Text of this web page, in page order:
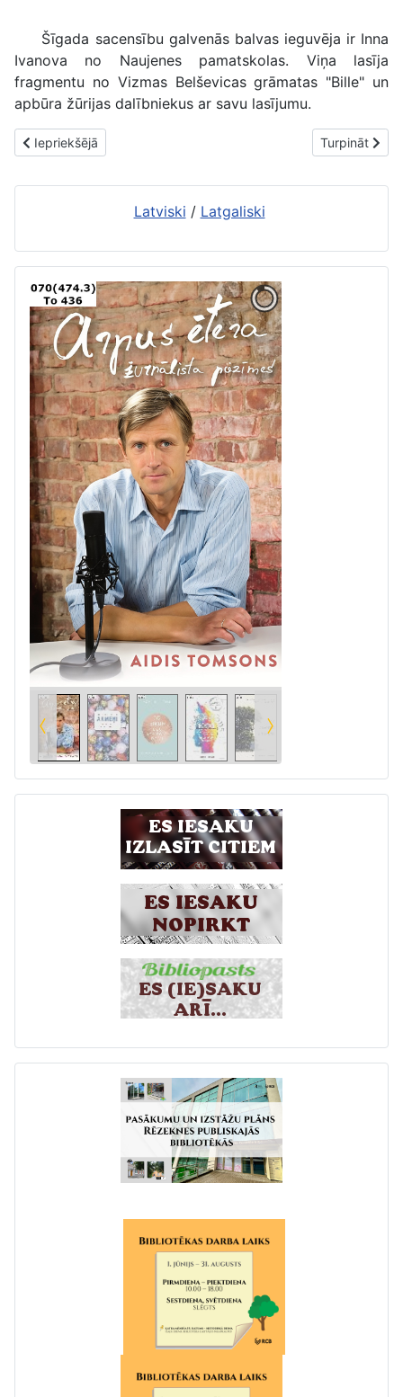
Šīgada sacensību galvenās balvas ieguvēja ir Inna
Ivanova no Naujenes pamatskolas. Viņa lasīja
fragmentu no Vizmas Belševicas grāmatas "Bille" un
apbūra žūrijas dalībniekus ar savu lasījumu.
Iepriekšējais raksts: Dodies pilsētā un atceries aizgājušo laiku
Iepriekšējā Nākamais
Turpināt
Latviski / Latgaliski